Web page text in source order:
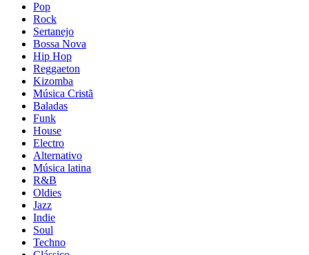
Pop
Rock
Sertanejo
Bossa Nova
Hip Hop
Reggaeton
Kizomba
Música Cristã
Baladas
Funk
House
Electro
Alternativo
Música latina
R&B
Oldies
Jazz
Indie
Soul
Techno